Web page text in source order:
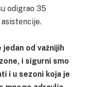
odigrao 35
od važnijih
i sigurni smo
i u sezoni koja je